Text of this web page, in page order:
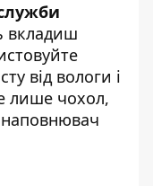
вкладиш
від вологи і
лише чохол,